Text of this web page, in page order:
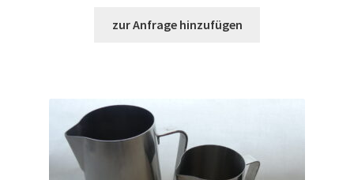
zur Anfrage hinzufügen